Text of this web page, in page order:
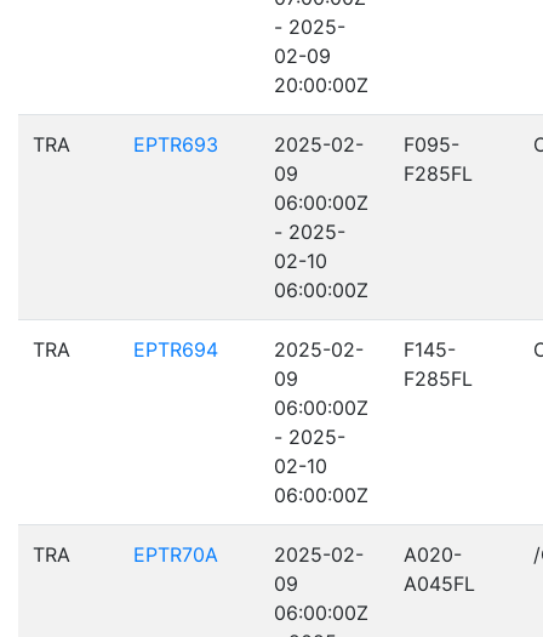
- 2025-
02-09
20:00:00Z
TRA EPTR693
2025-02-
09
06:00:00Z
- 2025-
02-10
06:00:00Z
F095-
F285FL
TRA EPTR694
2025-02-
09
06:00:00Z
- 2025-
02-10
06:00:00Z
F145-
F285FL
TRA EPTR70A
2025-02-
09
06:00:00Z
A020-
A045FL